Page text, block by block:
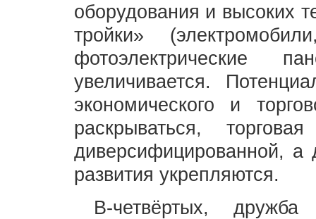
оборудования и высоких
тройки»
фотоэлектрические
увеличивается.
экономического и
раскрываться,
диверсифицированной, а
развития укрепляются.
В-четвёртых,